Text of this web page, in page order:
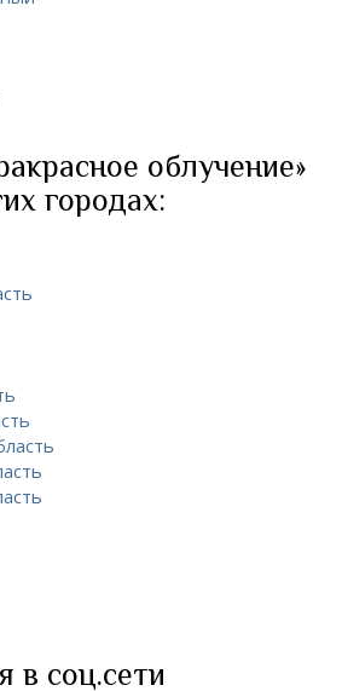
облучение»
городах:
в соц.сети